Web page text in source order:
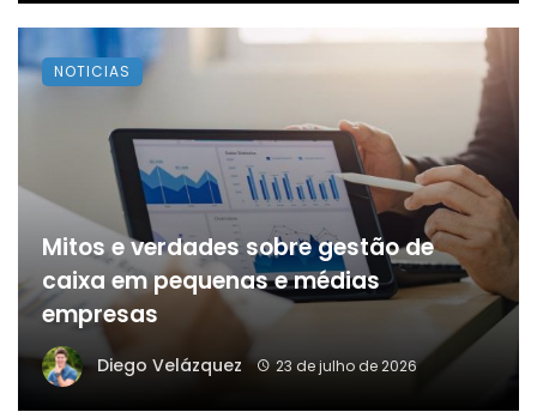
Mitos e verdades sobre gestão de
caixa em pequenas e médias
empresas
Diego Velázquez 23 de julho de 2026
NOTICIAS